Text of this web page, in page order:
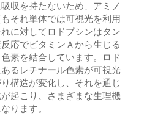
収を持たないため、アミノ
それ単体では可視光を利用
に対してロドプシンはタン
応でビタミンＡから生じる
素を結合しています。ロド
るレチナール色素が可視光
構造が変化し、それを通じ
起こり、さまざまな生理機
ります。